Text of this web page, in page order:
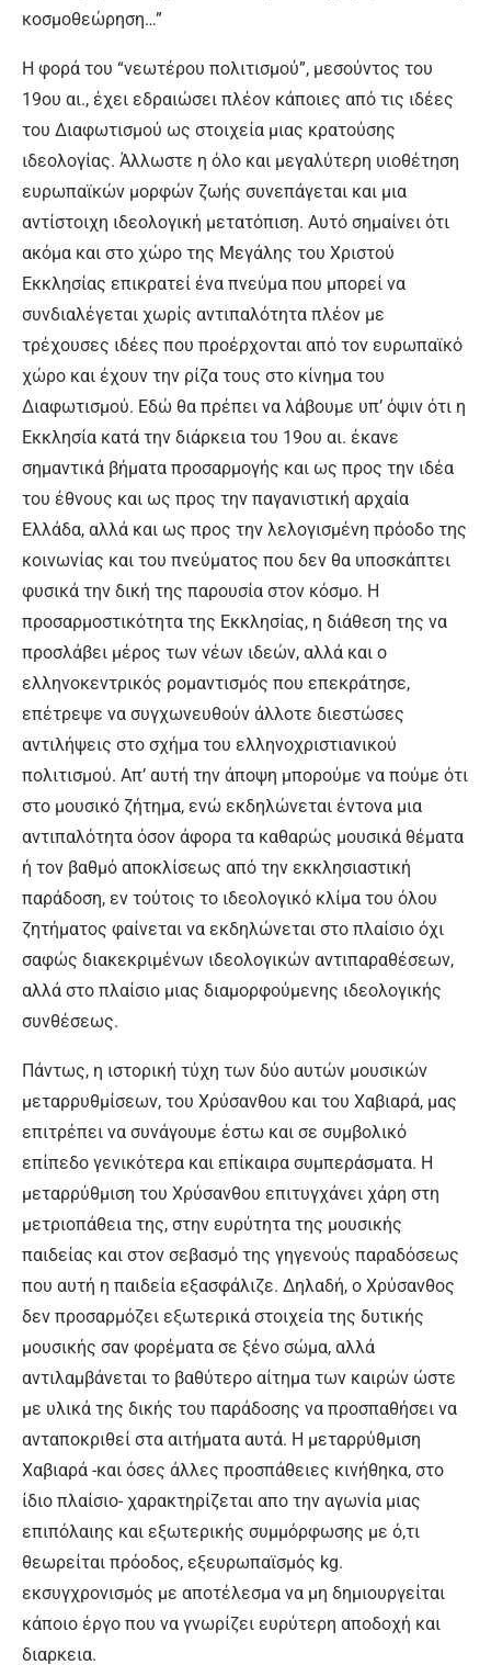
κοσμοθεώρηση…”
Η φορά του “νεωτέρου πολιτισμού”, μεσούντος του
19ου αι., έχει εδραιώσει πλέον κάποιες από τις ιδέες
του Διαφωτισμού ως στοιχεία μιας κρατούσης
ιδεολογίας. Άλλωστε η όλο και μεγαλύτερη υιοθέτηση
ευρωπαϊκών μορφών ζωής συνεπάγεται και μια
αντίστοιχη ιδεολογική μετατόπιση. Αυτό σημαίνει ότι
ακόμα και στο χώρο της Μεγάλης του Χριστού
Εκκλησίας επικρατεί ένα πνεύμα που μπορεί να
συνδιαλέγεται χωρίς αντιπαλότητα πλέον με
τρέχουσες ιδέες που προέρχονται από τον ευρωπαϊκό
χώρο και έχουν την ρίζα τους στο κίνημα του
Διαφωτισμού. Εδώ θα πρέπει να λάβουμε υπ’ όψιν ότι η
Εκκλησία κατά την διάρκεια του 19ου αι. έκανε
σημαντικά βήματα προσαρμογής και ως προς την ιδέα
του έθνους και ως προς την παγανιστική αρχαία
Ελλάδα, αλλά και ως προς την λελογισμένη πρόοδο της
κοινωνίας και του πνεύματος που δεν θα υποσκάπτει
φυσικά την δική της παρουσία στον κόσμο. Η
προσαρμοστικότητα της Εκκλησίας, η διάθεση της να
προσλάβει μέρος των νέων ιδεών, αλλά και ο
ελληνοκεντρικός ρομαντισμός που επεκράτησε,
επέτρεψε να συγχωνευθούν άλλοτε διεστώσες
αντιλήψεις στο σχήμα του ελληνοχριστιανικού
πολιτισμού. Απ’ αυτή την άποψη μπορούμε να πούμε ότι
στο μουσικό ζήτημα, ενώ εκδηλώνεται έντονα μια
αντιπαλότητα όσον άφορα τα καθαρώς μουσικά θέματα
ή τον βαθμό αποκλίσεως από την εκκλησιαστική
παράδοση, εν τούτοις το ιδεολογικό κλίμα του όλου
ζητήματος φαίνεται να εκδηλώνεται στο πλαίσιο όχι
σαφώς διακεκριμένων ιδεολογικών αντιπαραθέσεων,
αλλά στο πλαίσιο μιας διαμορφούμενης ιδεολογικής
συνθέσεως.
Πάντως, η ιστορική τύχη των δύο αυτών μουσικών
μεταρρυθμίσεων, του Χρύσανθου και του Χαβιαρά, μας
επιτρέπει να συνάγουμε έστω και σε συμβολικό
επίπεδο γενικότερα και επίκαιρα συμπεράσματα. Η
μεταρρύθμιση του Χρύσανθου επιτυγχάνει χάρη στη
μετριοπάθεια της, στην ευρύτητα της μουσικής
παιδείας και στον σεβασμό της γηγενούς παραδόσεως
που αυτή η παιδεία εξασφάλιζε. Δηλαδή, ο Χρύσανθος
δεν προσαρμόζει εξωτερικά στοιχεία της δυτικής
μουσικής σαν φορέματα σε ξένο σώμα, αλλά
αντιλαμβάνεται το βαθύτερο αίτημα των καιρών ώστε
με υλικά της δικής του παράδοσης να προσπαθήσει να
ανταποκριθεί στα αιτήματα αυτά. Η μεταρρύθμιση
Χαβιαρά -και όσες άλλες προσπάθειες κινήθηκα, στο
ίδιο πλαίσιο- χαρακτηρίζεται απο την αγωνία μιας
επιπόλαιης και εξωτερικής συμμόρφωσης με ό,τι
θεωρείται πρόοδος, εξευρωπαϊσμός kg.
εκσυγχρονισμός με αποτέλεσμα να μη δημιουργείται
κάποιο έργο που να γνωρίζει ευρύτερη αποδοχή και
διαρκεια.